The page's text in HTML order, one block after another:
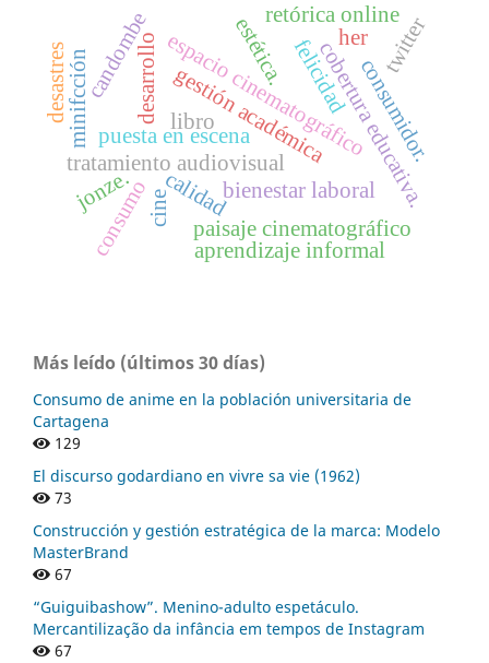
cine
gestión académica
espacio cinematográfico
estética.
tratamiento audiovisual cobertura educativa.
calidad
puesta en escena
bienestar laboral
minifcción desarrollo
paisaje cinematográfico
candombe consumidor.
felicidadher
retórica online
consumo
jonze.
twitter
desastres libro
aprendizaje informal
Más leído (últimos 30 días)
Consumo de anime en la población universitaria de
Cartagena
129
El discurso godardiano en vivre sa vie (1962)
73
Construcción y gestión estratégica de la marca: Modelo
MasterBrand
67
“Guiguibashow”. Menino-adulto espetáculo.
Mercantilização da infância em tempos de Instagram
67